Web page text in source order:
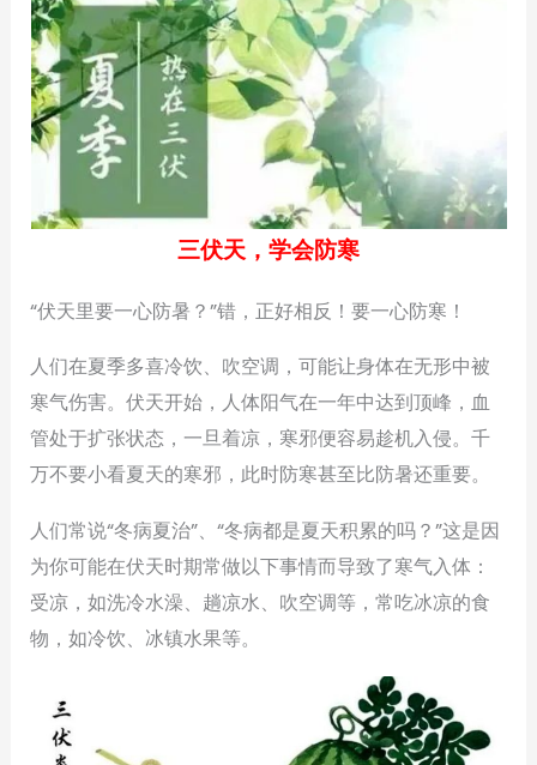
三伏天，学会防寒
“伏天里要一心防暑？”错，正好相反！要一心防寒！
人们在夏季多喜冷饮、吹空调，可能让身体在无形中被
寒气伤害。伏天开始，人体阳气在一年中达到顶峰，血
管处于扩张状态，一旦着凉，寒邪便容易趁机入侵。千
万不要小看夏天的寒邪，此时防寒甚至比防暑还重要。
人们常说“冬病夏治”、“冬病都是夏天积累的吗？”这是因
为你可能在伏天时期常做以下事情而导致了寒气入体：
受凉，如洗冷水澡、趟凉水、吹空调等，常吃冰凉的食
物，如冷饮、冰镇水果等。